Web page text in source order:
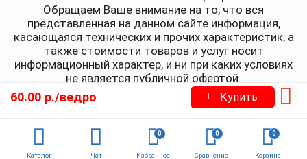
Каталог Чат Избранное
0
Сравнение
0
Корзина
0
60.00 р./ведро Купить
Обращаем Ваше внимание на то, что вся
представленная на данном сайте информация,
касающаяся технических и прочих характеристик, а
также стоимости товаров и услуг носит
информационный характер, и ни при каких условиях
не является публичной офертой.